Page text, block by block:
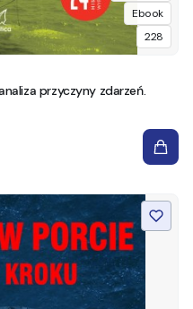
Ebook
228
przyczyny zdarzeń.